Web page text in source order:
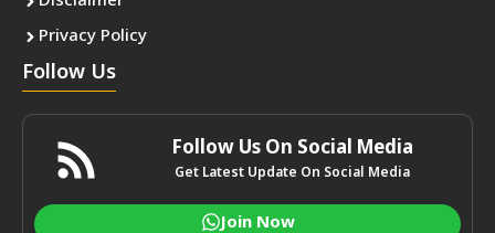
Privacy Policy
Follow Us
Follow Us On Social Media
Get Latest Update On Social Media
Join Now